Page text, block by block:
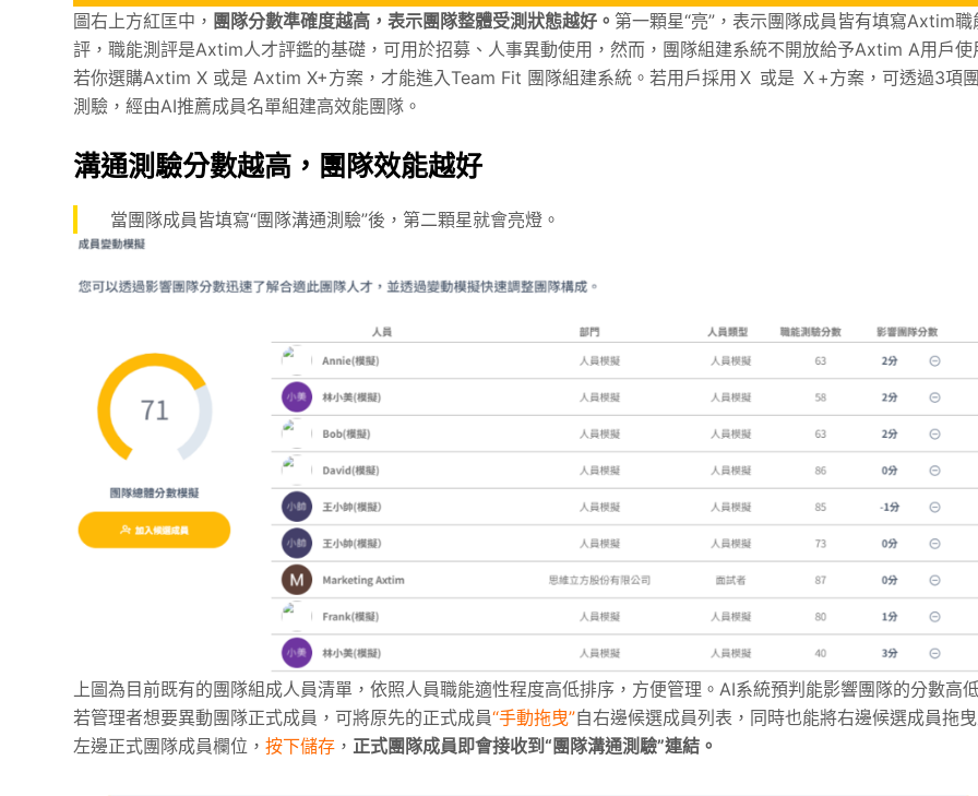
圖右上方紅匡中， 團隊分數準確度越高，表示團隊整體受測狀態越好。 第一顆星“亮”，表示團隊成員皆有填寫Axtim職
評，職能測評是Axtim人才評鑑的基礎，可用於招募、人事異動使用，然而，團隊組建系統不開放給予Axtim A用戶使
若你選購Axtim X 或是 Axtim X+方案，才能進入Team Fit 團隊組建系統。若用戶採用Ｘ 或是 Ｘ+方案，可透過3項
測驗，經由AI推薦成員名單組建高效能團隊。
溝通測驗分數越高，團隊效能越好
當團隊成員皆填寫“團隊溝通測驗”後，第二顆星就會亮燈。
上圖為目前既有的團隊組成人員清單，依照人員職能適性程度高低排序，方便管理。AI系統預判能影響團隊的分數高
若管理者想要異動團隊正式成員，可將原先的正式成員“手動拖曳”自右邊候選成員列表，同時也能將右邊候選成員拖
左邊正式團隊成員欄位，按下儲存 ， 正式團隊成員即會接收到“團隊溝通測驗”連結。